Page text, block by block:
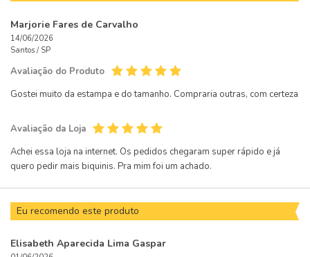
Marjorie Fares de Carvalho
14/06/2026
Santos / SP
Avaliação do Produto
Gostei muito da estampa e do tamanho. Compraria outras, com certeza
Avaliação da Loja
Achei essa loja na internet. Os pedidos chegaram super rápido e já
quero pedir mais biquinis. Pra mim foi um achado.
Eu recomendo este produto
Elisabeth Aparecida Lima Gaspar